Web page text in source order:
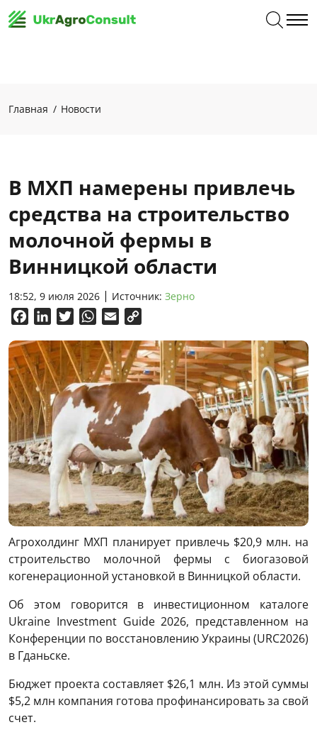
Главная Новости
В МХП намерены привлечь
средства на строительство
молочной фермы в
Винницкой области
18:52, 9 июля 2026 Источник: Зерно
FacebookLinkedInTwitterWhatsApp
Email
Агрохолдинг МХП планирует привлечь $20,9 млн. на
строительство молочной фермы с биогазовой
когенерационной установкой в ​​Винницкой области.
Об этом говорится в инвестиционном каталоге
Ukraine Investment Guide 2026, представленном на
Конференции по восстановлению Украины (URC2026)
в Гданьске.
Бюджет проекта составляет $26,1 млн. Из этой суммы
$5,2 млн компания готова профинансировать за свой
счет.